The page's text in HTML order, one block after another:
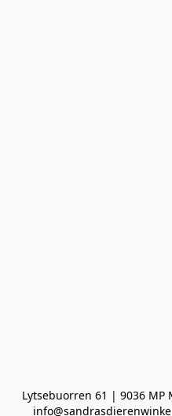
Lytsebuorren 61 | 9036 MP